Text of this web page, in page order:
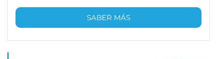
SABER MÁS